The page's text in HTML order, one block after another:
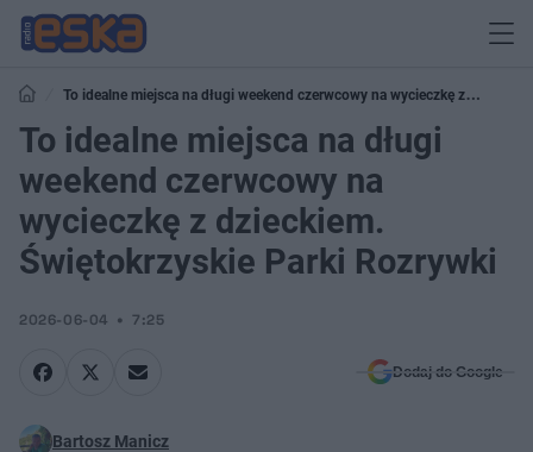
To idealne miejsca na długi weekend czerwcowy na wycieczkę z
dzieckiem. Świętokrzyskie Parki Rozrywki
To idealne miejsca na długi
weekend czerwcowy na
wycieczkę z dzieckiem.
Świętokrzyskie Parki Rozrywki
2026-06-04 7:25
Dodaj do Google
Bartosz Manicz